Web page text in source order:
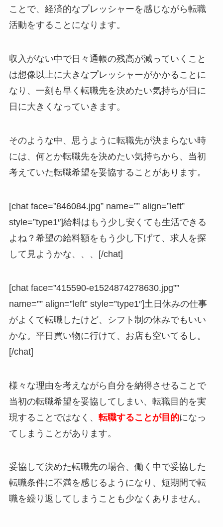
ことで、経済的なプレッシャーを感じながら転職
活動をすることになります。
収入がない中で日々通帳の残高が減っていくこと
は想像以上に大きなプレッシャーがかかることに
なり、一刻も早く転職先を決めたい気持ちが日に
日に大きくなっていきます。
そのような中、思うように転職先が決まらない時
には、何とか転職先を決めたい気持ちから、当初
考えていた転職希望を妥協する ことがあります。
[chat face=”846084.jpg” name=”” align=”left”
style=”type1″]給料はもう少し安くても生活できる
よね？希望の給料額をもう少し下げて、求人を探
して見ようかな、、、[/chat]
[chat face=”415590-e1524874278630.jpg””
name=”” align=”left” style=”type1″]土日休みの仕事
がよくて転職したけど、シフト制の休みでもいい
かな。平日買い物に行けて、お店も空いてるし。
[/chat]
様々な理由を考えながら自分を納得させることで
当初の転職希望を妥協してしまい、転職目的を実
現することではなく、 転職することが目的になっ
てしまうことがあります。
妥協して決めた転職先の場合、働く中で妥協した
転職条件に不満を感じるようになり、短期間で転
職を繰り返してしまうことも少なくありません。